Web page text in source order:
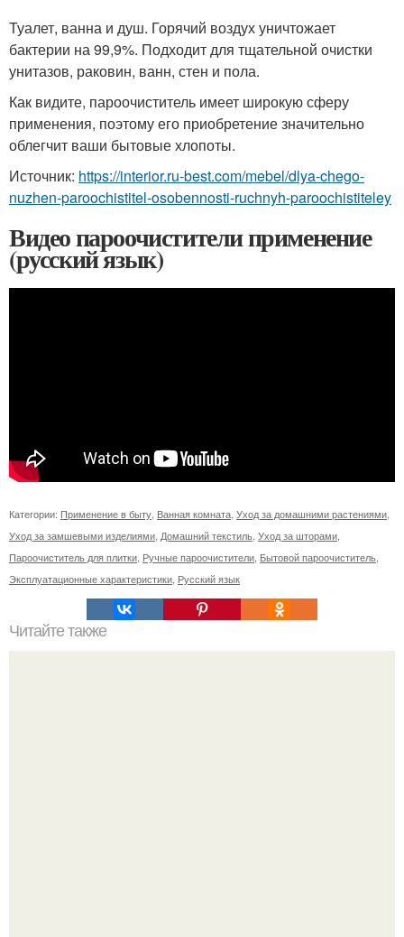
Туалет, ванна и душ. Горячий воздух уничтожает
бактерии на 99,9%. Подходит для тщательной очистки
унитазов, раковин, ванн, стен и пола.
Как видите, пароочиститель имеет широкую сферу
применения, поэтому его приобретение значительно
облегчит ваши бытовые хлопоты.
Источник: https://interior.ru-best.com/mebel/dlya-chego-
nuzhen-paroochistitel-osobennosti-ruchnyh-paroochistiteley
Видео пароочистители применение
(русский язык)
Категории: Применение в быту, Ванная комната, Уход за домашними растениями,
Уход за замшевыми изделиями, Домашний текстиль, Уход за шторами,
Пароочиститель для плитки, Ручные пароочистители, Бытовой пароочиститель,
Эксплуатационные характеристики, Русский язык
Читайте также